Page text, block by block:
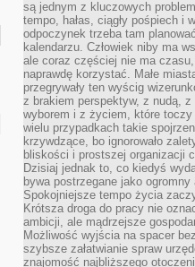
są jednym z kluczowych
tempo, hałas, ciągły pośpiech i
odpoczynek trzeba tam
kalendarzu. Człowiek niby ma
ale coraz częściej nie ma
naprawdę korzystać. Małe
przegrywały ten wyścig
z brakiem perspektyw, z nudą, z
wyborem i z życiem, które
wielu przypadkach takie
krzywdzące, bo ignorowało
bliskości i prostszej organizacji
Dzisiaj jednak to, co kiedyś
bywa postrzegane jako ogromny
Spokojniejsze tempo życia
Krótsza droga do pracy nie
ambicji, ale mądrzejsze
Możliwość wyjścia na spacer
szybsze załatwianie spraw
znajomość najbliższego